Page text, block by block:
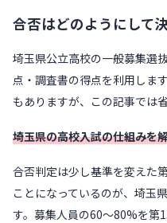
合否はどのようにして
埼玉県公立高校の一般募集選
点・調査書の得点を利用しま
もありますが、この記事では
埼玉県の高校入試の仕組みを
合否判定は少し基準を変えた
ことになっているのが、埼玉
す。募集人員の60〜80%を第